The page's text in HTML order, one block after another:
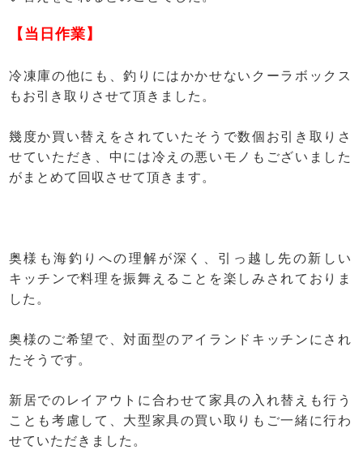
【当日作業】
冷凍庫の他にも、釣りにはかかせないクーラボックス
もお引き取りさせて頂きました。
幾度か買い替えをされていたそうで数個お引き取りさ
せていただき、中には冷えの悪いモノもございました
がまとめて回収させて頂きます。
奥様も海釣りへの理解が深く、引っ越し先の新しい
キッチンで料理を振舞えることを楽しみされておりま
した。
奥様のご希望で、対面型のアイランドキッチンにされ
たそうです。
新居でのレイアウトに合わせて家具の入れ替えも行う
ことも考慮して、大型家具の買い取りもご一緒に行わ
せていただきました。